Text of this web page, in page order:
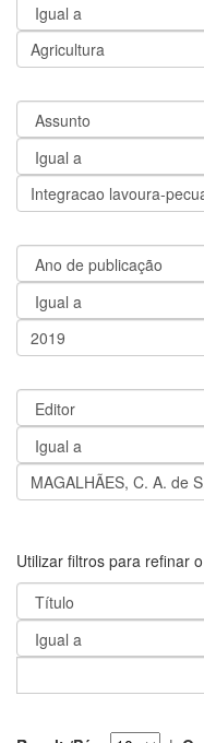
Utilizar filtros para refinar